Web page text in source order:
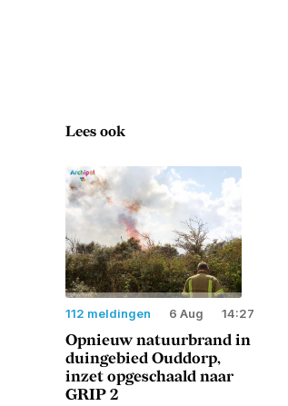
Lees ook
112 meldingen 6 Aug 14:27
Opnieuw natuurbrand in
duingebied Ouddorp,
inzet opgeschaald naar
GRIP 2